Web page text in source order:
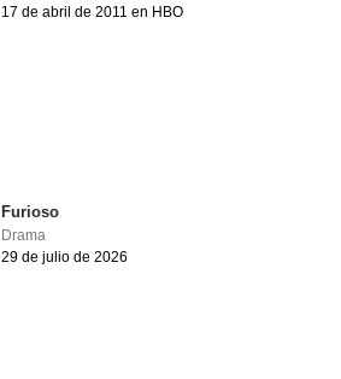
17 de abril de 2011 en HBO
Furioso
Drama
29 de julio de 2026